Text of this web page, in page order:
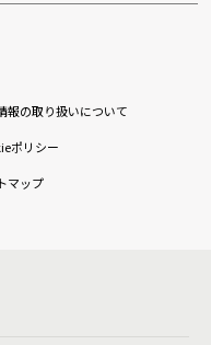
報の取り扱いについて
ポリシー
マップ